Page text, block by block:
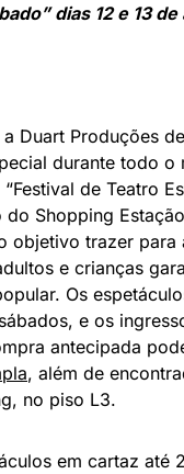
dias 12 e 13
Duart Produções
durante todo o
de Teatro
do Shopping
objetivo trazer para
e crianças
Os
e os
antecipada
, além de
no piso L3.
em cartaz até